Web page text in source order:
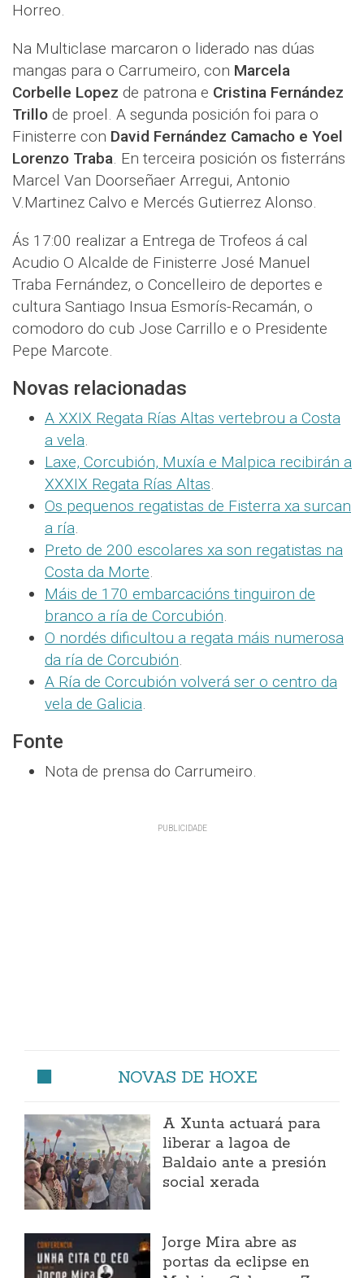
Horreo.
Na Multiclase marcaron o liderado nas dúas
mangas para o Carrumeiro, con Marcela
Corbelle Lopez de patrona e Cristina Fernández
Trillo de proel. A segunda posición foi para o
Finisterre con David Fernández Camacho e Yoel
Lorenzo Traba. En terceira posición os fisterráns
Marcel Van Doorseñaer Arregui, Antonio
V.Martinez Calvo e Mercés Gutierrez Alonso.
Ás 17:00 realizar a Entrega de Trofeos á cal
Acudio O Alcalde de Finisterre José Manuel
Traba Fernández, o Concelleiro de deportes e
cultura Santiago Insua Esmorís-Recamán, o
comodoro do cub Jose Carrillo e o Presidente
Pepe Marcote.
Novas relacionadas
A XXIX Regata Rías Altas vertebrou a Costa
a vela.
Laxe, Corcubión, Muxía e Malpica recibirán a
XXXIX Regata Rías Altas.
Os pequenos regatistas de Fisterra xa surcan
a ría.
Preto de 200 escolares xa son regatistas na
Costa da Morte.
Máis de 170 embarcacións tinguiron de
branco a ría de Corcubión.
O nordés dificultou a regata máis numerosa
da ría de Corcubión.
A Ría de Corcubión volverá ser o centro da
vela de Galicia.
Fonte
Nota de prensa do Carrumeiro.
NOVAS DE HOXE
A Xunta actuará para
liberar a lagoa de
Baldaio ante a presión
social xerada
Jorge Mira abre as
portas da eclipse en